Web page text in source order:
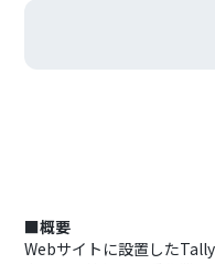
■概要
Webサイトに設置した